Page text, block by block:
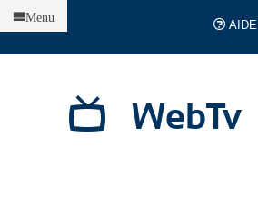
AIDE
WebTv
Menu